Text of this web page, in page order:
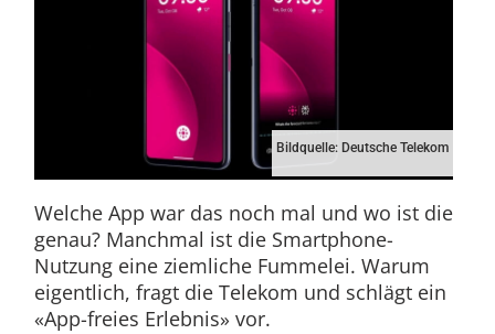
Bildquelle: Deutsche Telekom
Welche App war das noch mal und wo ist die
genau? Manchmal ist die Smartphone-
Nutzung eine ziemliche Fummelei. Warum
eigentlich, fragt die Telekom und schlägt ein
«App-freies Erlebnis» vor.